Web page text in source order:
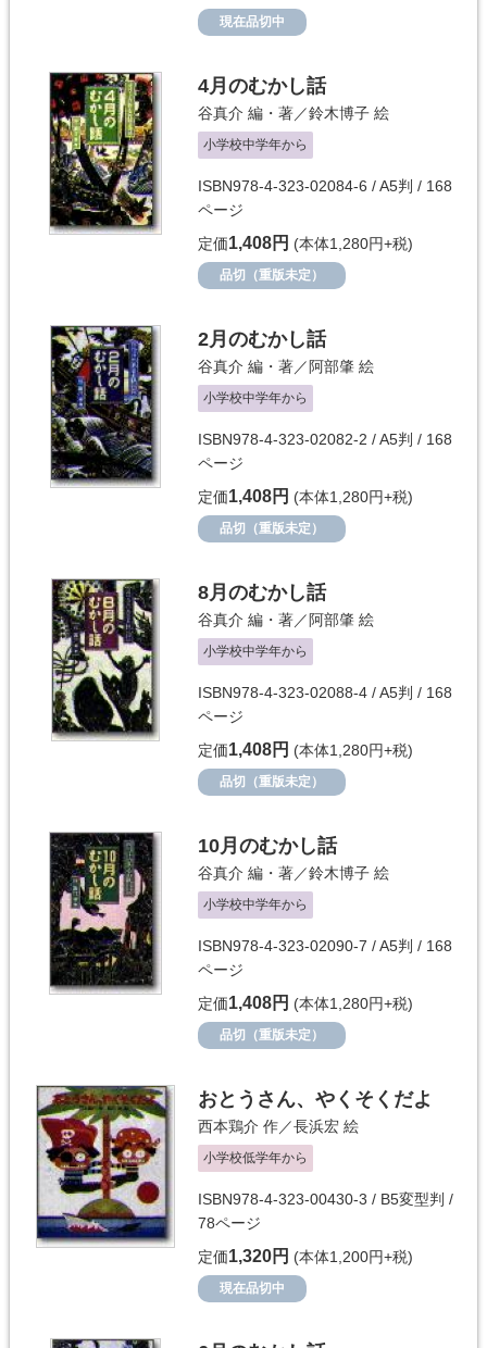
現在品切中
4月のむかし話
谷真介 編・著／鈴木博子 絵
小学校中学年から
ISBN978-4-323-02084-6 / A5判 / 168
ページ
定価1,408円 (本体1,280円+税)
品切（重版未定）
2月のむかし話
谷真介 編・著／ 阿部肇 絵
小学校中学年から
ISBN978-4-323-02082-2 / A5判 / 168
ページ
定価1,408円 (本体1,280円+税)
品切（重版未定）
8月のむかし話
谷真介 編・著／ 阿部肇 絵
小学校中学年から
ISBN978-4-323-02088-4 / A5判 / 168
ページ
定価1,408円 (本体1,280円+税)
品切（重版未定）
10月のむかし話
谷真介 編・著／鈴木博子 絵
小学校中学年から
ISBN978-4-323-02090-7 / A5判 / 168
ページ
定価1,408円 (本体1,280円+税)
品切（重版未定）
おとうさん、やくそくだよ
西本鶏介 作／長浜宏 絵
小学校低学年から
ISBN978-4-323-00430-3 / B5変型判 /
78ページ
定価1,320円 (本体1,200円+税)
現在品切中